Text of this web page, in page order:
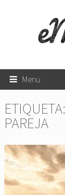
Menu
ETIQUETA:
PAREJA